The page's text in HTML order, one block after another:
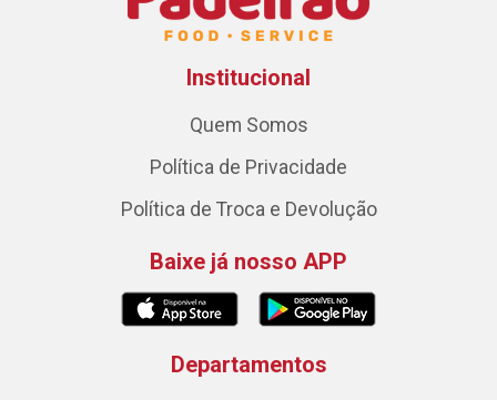
Institucional
Quem Somos
Política de Privacidade
Política de Troca e Devolução
Baixe já nosso APP
Departamentos